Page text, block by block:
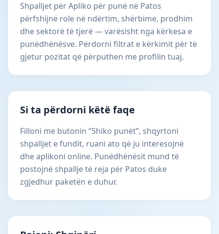
Shpalljet për Apliko për punë në Patos
përfshijnë role në ndërtim, shërbime, prodhim
dhe sektorë të tjerë — varësisht nga kërkesa e
punëdhënësve. Përdorni filtrat e kërkimit për të
gjetur pozitat që përputhen me profilin tuaj.
Si ta përdorni këtë faqe
Filloni me butonin “Shiko punët”, shqyrtoni
shpalljet e fundit, ruani ato që ju interesojnë
dhe aplikoni online. Punëdhënësit mund të
postojnë shpallje të reja për Patos duke
zgjedhur paketën e duhur.